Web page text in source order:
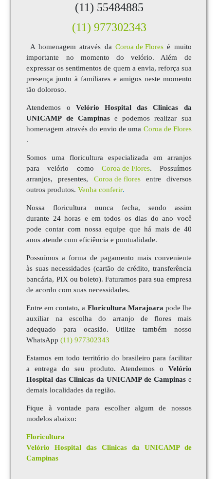
(11) 55484885
(11) 977302343
A homenagem através da Coroa de Floresé muito
importante no momento do velório. Além de
expressar os sentimentos de quem a envia, reforça sua
presença junto à familiares e amigos neste momento
tão doloroso.
Atendemos o Velório Hospital das Clinicas da
UNICAMP de Campinase podemos realizar sua
homenagem através do envio de uma Coroa de Flores
.
Somos uma floricultura especializada em arranjos
para velório como Coroa de Flores. Possuímos
arranjos, presentes, Coroa de floresentre diversos
outros produtos.Venha conferir.
Nossa floricultura nunca fecha, sendo assim
durante 24 horas e em todos os dias do ano você
pode contar com nossa equipe que há mais de 40
anos atende com eficiência e pontualidade.
Possuímos a forma de pagamento mais conveniente
às suas necessidades (cartão de crédito, transferência
bancária, PIX ou boleto). Faturamos para sua empresa
de acordo com suas necessidades.
Entre em contato, a Floricultura Marajoara pode lhe
auxiliar na escolha do arranjo de flores mais
adequado para ocasião. Utilize também nosso
WhatsApp(11) 977302343
Estamos em todo território do brasileiro para facilitar
a entrega do seu produto. Atendemos o Velório
Hospital das Clinicas da UNICAMP de Campinase
demais localidades da região.
Fique à vontade para escolher algum de nossos
modelos abaixo:
Floricultura
Velório Hospital das Clinicas da UNICAMP de
Campinas